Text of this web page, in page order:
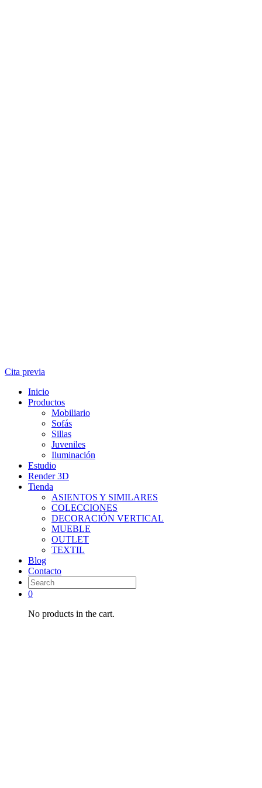
Cita previa
Inicio
Productos
Mobiliario
Sofás
Sillas
Juveniles
Iluminación
Estudio
Render 3D
Tienda
ASIENTOS Y SIMILARES
COLECCIONES
DECORACIÓN VERTICAL
MUEBLE
OUTLET
TEXTIL
Blog
Contacto
0
No products in the cart.